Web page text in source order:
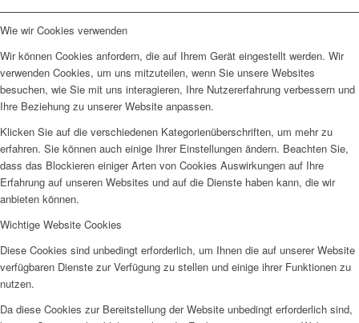
Wie wir Cookies verwenden
Wir können Cookies anfordern, die auf Ihrem Gerät eingestellt werden. Wir
verwenden Cookies, um uns mitzuteilen, wenn Sie unsere Websites
besuchen, wie Sie mit uns interagieren, Ihre Nutzererfahrung verbessern und
Ihre Beziehung zu unserer Website anpassen.
Klicken Sie auf die verschiedenen Kategorienüberschriften, um mehr zu
erfahren. Sie können auch einige Ihrer Einstellungen ändern. Beachten Sie,
dass das Blockieren einiger Arten von Cookies Auswirkungen auf Ihre
Erfahrung auf unseren Websites und auf die Dienste haben kann, die wir
anbieten können.
Wichtige Website Cookies
Diese Cookies sind unbedingt erforderlich, um Ihnen die auf unserer Website
verfügbaren Dienste zur Verfügung zu stellen und einige ihrer Funktionen zu
nutzen.
Da diese Cookies zur Bereitstellung der Website unbedingt erforderlich sind,